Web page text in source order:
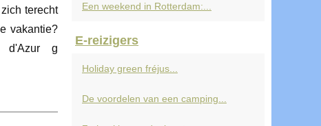
terecht
vakantie?
d'Azur g
Een weekend in Rotterdam:...
E-reizigers
Holiday green fréjus...
De voordelen van een camping...